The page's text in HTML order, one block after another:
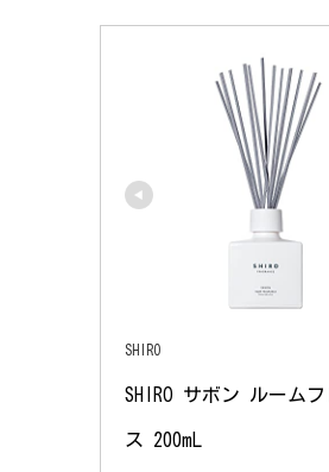
SHIRO
SHIRO サボン ルーム
ス 200mL